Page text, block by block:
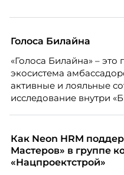
Голоса Билайна
«Голоса Билайна» –
экосистема
активные и лояльные
исследование внутри
благодарности и
Как Neon HRM
Мастеров» в группе
«Нацпроектстрой»